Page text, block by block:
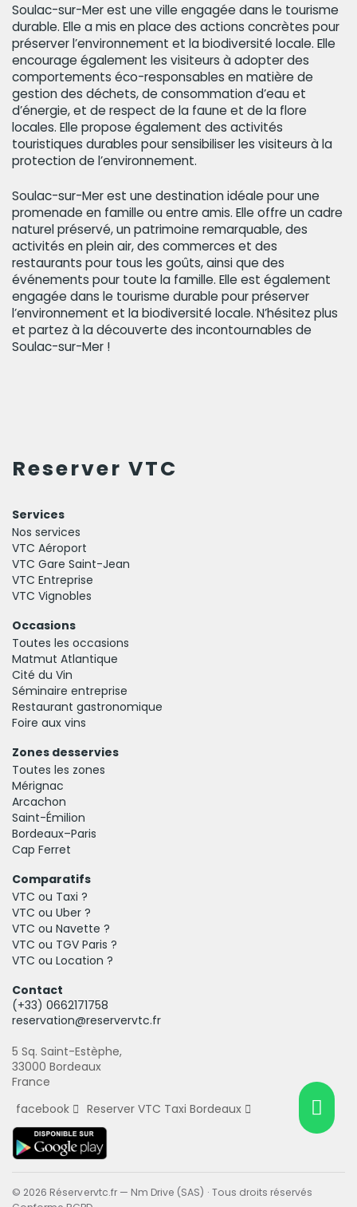
Soulac-sur-Mer est une ville engagée dans le tourisme
durable. Elle a mis en place des actions concrètes pour
préserver l’environnement et la biodiversité locale. Elle
encourage également les visiteurs à adopter des
comportements éco-responsables en matière de
gestion des déchets, de consommation d’eau et
d’énergie, et de respect de la faune et de la flore
locales. Elle propose également des activités
touristiques durables pour sensibiliser les visiteurs à la
protection de l’environnement.
Soulac-sur-Mer est une destination idéale pour une
promenade en famille ou entre amis. Elle offre un cadre
naturel préservé, un patrimoine remarquable, des
activités en plein air, des commerces et des
restaurants pour tous les goûts, ainsi que des
événements pour toute la famille. Elle est également
engagée dans le tourisme durable pour préserver
l’environnement et la biodiversité locale. N’hésitez plus
et partez à la découverte des incontournables de
Soulac-sur-Mer !
Reserver VTC
Services
Nos services
VTC Aéroport
VTC Gare Saint-Jean
VTC Entreprise
VTC Vignobles
Occasions
Toutes les occasions
Matmut Atlantique
Cité du Vin
Séminaire entreprise
Restaurant gastronomique
Foire aux vins
Zones desservies
Toutes les zones
Mérignac
Arcachon
Saint-Émilion
Bordeaux–Paris
Cap Ferret
Comparatifs
VTC ou Taxi ?
VTC ou Uber ?
VTC ou Navette ?
VTC ou TGV Paris ?
VTC ou Location ?
Contact
(+33) 0662171758
reservation@reservervtc.fr
5 Sq. Saint-Estèphe,
33000 Bordeaux
France
facebook
Reserver VTC Taxi Bordeaux
© 2026 Réservervtc.fr — Nm Drive (SAS) · Tous droits réservés